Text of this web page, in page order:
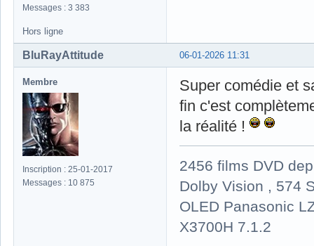
Messages : 3 383
Hors ligne
06-01-2026 11:31
BluRayAttitude
Membre
Inscription : 25-01-2017
Messages : 10 875
Super comédie et
fin c'est
la réalité !
2456 films DVD
Dolby Vision , 574
OLED Panasonic
X3700H 7.1.2